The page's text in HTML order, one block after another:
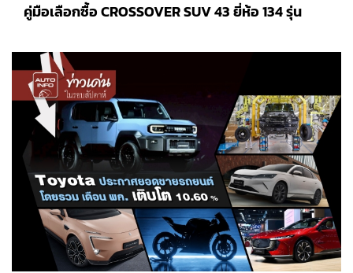
คู่มือเลือกซื้อ CROSSOVER SUV 43 ยี่ห้อ 134 รุ่น